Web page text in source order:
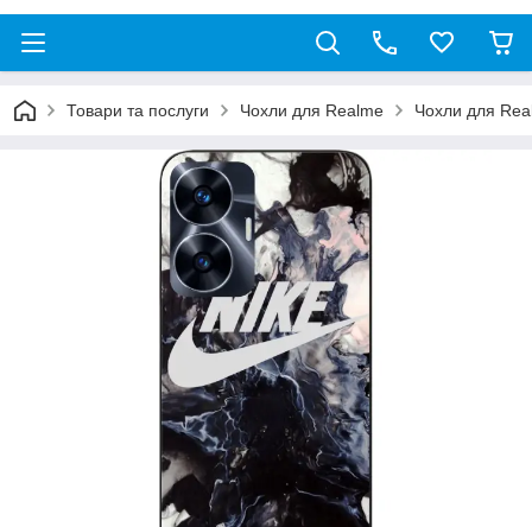
Товари та послуги Чохли для Realme Чохли для